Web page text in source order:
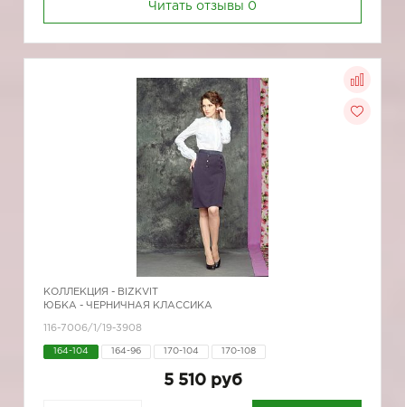
Читать отзывы 0
КОЛЛЕКЦИЯ - BIZKVIT
ЮБКА - ЧЕРНИЧНАЯ КЛАССИКА
116-7006/1/19-3908
164-104 164-96 170-104 170-108
5 510 руб